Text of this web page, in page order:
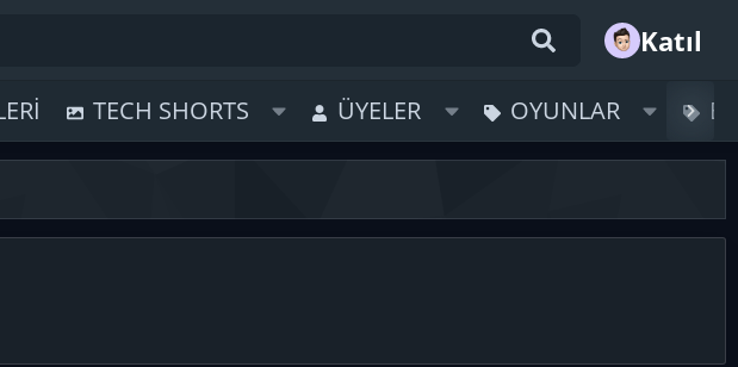
Katıl
TECH SHORTS ÜYELER OYUNLAR